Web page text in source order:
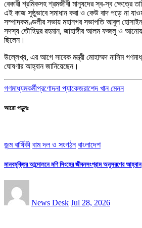
বেকারী শ্রমিকসহ শ্রমজীবী মানুষদের স্ব-স্ব ক্ষেত্রে
এই কাজ সুষ্ঠুভাবে সমাধান করা ও কেউ বাদ পড়ে না
সম্পাদকমণ্ডলীর সভায় মহানগর সভাপতি আবুল
সদস্য তৌহিদুর রহমান, জাহাঙ্গীর আলম ফজলু ও
ছিলেন।
উল্লেখ্য, এর আগে সাবেক মন্ত্রী মোহাম্মদ নাসিম
ঘোষণার আহ্বান জানিয়েছেন।
গণমাধ্যমকর্মীপ্রণোদনা প্যাকেজরাশেদ খান মেনন
আরো পড়ুনঃ
জন্ম বার্ষিকী বাম দল ও সংগঠন বাংলাদেশ
মানবমুক্তির আন্দোলনে মণি সিংহের জীবনসংগ্রাম অনুসরণের আহ্বান
News Desk Jul 28, 2026